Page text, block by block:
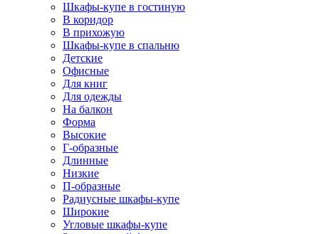
Шкафы-купе в гостиную
В коридор
В прихожую
Шкафы-купе в спальню
Детские
Офисные
Для книг
Для одежды
На балкон
Форма
Высокие
Г-образные
Длинные
Низкие
П-образные
Радиусные шкафы-купе
Широкие
Угловые шкафы-купе